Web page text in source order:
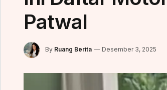
Patwal
By Ruang Berita Desember 3, 2025